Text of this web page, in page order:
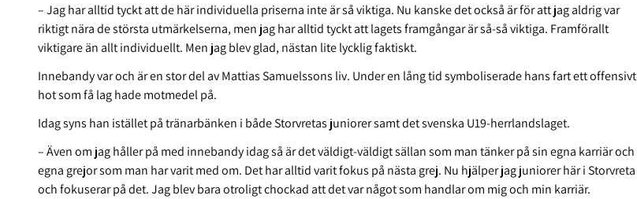
– Jag har alltid tyckt att de här individuella priserna inte är så viktiga. Nu kanske det också är för att jag aldrig var
riktigt nära de största utmärkelserna, men jag har alltid tyckt att lagets framgångar är så-så viktiga. Framförallt
viktigare än allt individuellt. Men jag blev glad, nästan lite lycklig faktiskt.
Innebandy var och är en stor del av Mattias Samuelssons liv. Under en lång tid symboliserade hans fart ett offensivt
hot som få lag hade motmedel på.
Idag syns han istället på tränarbänken i både Storvretas juniorer samt det svenska U19-herrlandslaget.
– Även om jag håller på med innebandy idag så är det väldigt-väldigt sällan som man tänker på sin egna karriär och
egna grejor som man har varit med om. Det har alltid varit fokus på nästa grej. Nu hjälper jag juniorer här i Storvreta
och fokuserar på det. Jag blev bara otroligt chockad att det var något som handlar om mig och min karriär.